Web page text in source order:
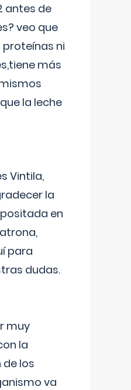
antes de
veo que
ni
más
la leche
Vintila,
la
en
para
dudas.
muy
la
los
va